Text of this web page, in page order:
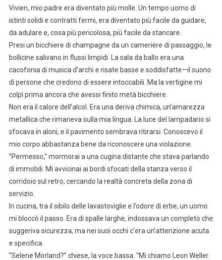
Vivien, mio padre era diventato più molle. Un tempo uomo di
istinti solidi e contratti fermi, era diventato più facile da guidare,
da adulare e, cosa più pericolosa, più facile da stancare.
Presi un bicchiere di champagne da un cameriere di passaggio, le
bollicine salivano in flussi limpidi. La sala da ballo era una
cacofonia di musica d’archi e risate basse e soddisfatte—il suono
di persone che credono di essere intoccabili. Ma la vertigine mi
colpì prima ancora che avessi finito metà bicchiere.
Non era il calore dell’alcol. Era una deriva chimica, un’amarezza
metallica che rimaneva sulla mia lingua. La luce del lampadario si
sfocava in aloni, e il pavimento sembrava ritirarsi. Conoscevo il
mio corpo abbastanza bene da riconoscere una violazione.
“Permesso,” mormorai a una cugina distante che stava parlando
di immobili. Mi avvicinai ai bordi sfocati della stanza verso il
corridoio sul retro, cercando la realtà concreta della zona di
servizio.
In cucina, tra il sibilo delle lavastoviglie e l’odore di erbe, un uomo
mi bloccò il passo. Era di spalle larghe, indossava un completo che
suggeriva sicurezza, ma nei suoi occhi c’era un’attenzione acuta
e specifica.
“Selene Morland?” chiese, la voce bassa. “Mi chiamo Leon Weller.